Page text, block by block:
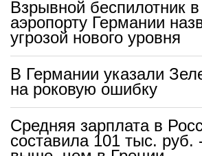
Взрывной беспилотник в
аэропорту Германии
угрозой нового уровня
В Германии указали
на роковую ошибку
Средняя зарплата в
составила 101 тыс. руб.